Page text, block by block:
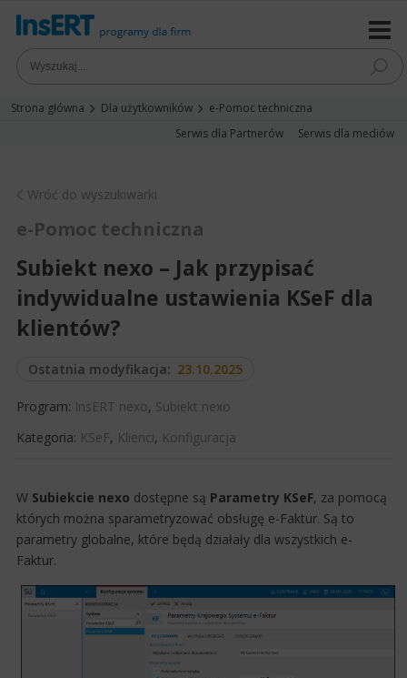
Strona główna Dla użytkowników
e-Pomoc techniczna
Serwis dla Partnerów
Serwis dla mediów
Wróć do wyszukiwarki
e-Pomoc techniczna
Subiekt nexo – Jak przypisać
indywidualne ustawienia KSeF dla
klientów?
Ostatnia modyfikacja: 23.10.2025
Program: InsERT nexo, Subiekt nexo
Kategoria: KSeF, Klienci, Konfiguracja
​W Subiekcie nexo dostępne są Parametry KSeF, za pomocą
których można sparametryzować obsługę e-Faktur. Są to
parametry globalne, które będą działały dla wszystkich e-
Faktur.